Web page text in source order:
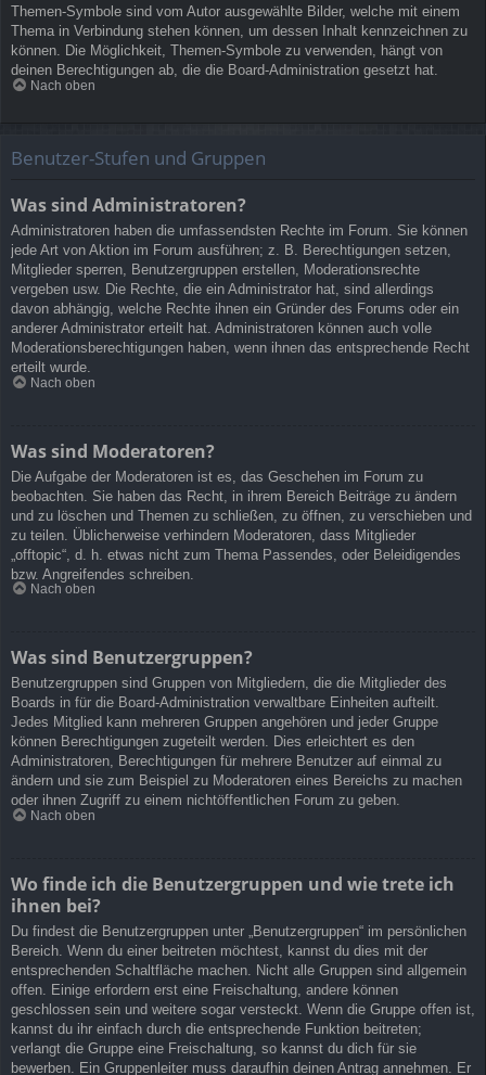
Themen-Symbole sind vom Autor ausgewählte Bilder, welche mit einem
Thema in Verbindung stehen können, um dessen Inhalt kennzeichnen zu
können. Die Möglichkeit, Themen-Symbole zu verwenden, hängt von
deinen Berechtigungen ab, die die Board-Administration gesetzt hat.
Nach oben
Benutzer-Stufen und Gruppen
Was sind Administratoren?
Administratoren haben die umfassendsten Rechte im Forum. Sie können
jede Art von Aktion im Forum ausführen; z. B. Berechtigungen setzen,
Mitglieder sperren, Benutzergruppen erstellen, Moderationsrechte
vergeben usw. Die Rechte, die ein Administrator hat, sind allerdings
davon abhängig, welche Rechte ihnen ein Gründer des Forums oder ein
anderer Administrator erteilt hat. Administratoren können auch volle
Moderationsberechtigungen haben, wenn ihnen das entsprechende Recht
erteilt wurde.
Nach oben
Was sind Moderatoren?
Die Aufgabe der Moderatoren ist es, das Geschehen im Forum zu
beobachten. Sie haben das Recht, in ihrem Bereich Beiträge zu ändern
und zu löschen und Themen zu schließen, zu öffnen, zu verschieben und
zu teilen. Üblicherweise verhindern Moderatoren, dass Mitglieder
„offtopic“, d. h. etwas nicht zum Thema Passendes, oder Beleidigendes
bzw. Angreifendes schreiben.
Nach oben
Was sind Benutzergruppen?
Benutzergruppen sind Gruppen von Mitgliedern, die die Mitglieder des
Boards in für die Board-Administration verwaltbare Einheiten aufteilt.
Jedes Mitglied kann mehreren Gruppen angehören und jeder Gruppe
können Berechtigungen zugeteilt werden. Dies erleichtert es den
Administratoren, Berechtigungen für mehrere Benutzer auf einmal zu
ändern und sie zum Beispiel zu Moderatoren eines Bereichs zu machen
oder ihnen Zugriff zu einem nichtöffentlichen Forum zu geben.
Nach oben
Wo finde ich die Benutzergruppen und wie trete ich
ihnen bei?
Du findest die Benutzergruppen unter „Benutzergruppen“ im persönlichen
Bereich. Wenn du einer beitreten möchtest, kannst du dies mit der
entsprechenden Schaltfläche machen. Nicht alle Gruppen sind allgemein
offen. Einige erfordern erst eine Freischaltung, andere können
geschlossen sein und weitere sogar versteckt. Wenn die Gruppe offen ist,
kannst du ihr einfach durch die entsprechende Funktion beitreten;
verlangt die Gruppe eine Freischaltung, so kannst du dich für sie
bewerben. Ein Gruppenleiter muss daraufhin deinen Antrag annehmen. Er